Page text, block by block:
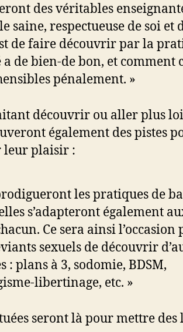
des véritables
saine, respectueuse de soi et
de faire découvrir par la
a de bien-de bon, et comment
pénalement. »
découvrir ou aller plus
également des pistes
leur plaisir :
les pratiques de
s’adapteront également
Ce sera ainsi l’occasion
sexuels de découvrir
: plans à 3, sodomie, BDSM,
libertinage, etc. »
seront là pour mettre des